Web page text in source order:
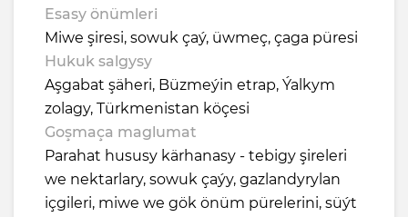
Esasy önümleri
Miwe şiresi, sowuk çaý, üwmeç, çaga püresi
Hukuk salgysy
Aşgabat şäheri, Büzmeýin etrap, Ýalkym
zolagy, Türkmenistan köçesi
Goşmaça maglumat
Parahat hususy kärhanasy - tebigy şireleri
we nektarlary, sowuk çaýy, gazlandyrylan
içgileri, miwe we gök önüm pürelerini, süýt